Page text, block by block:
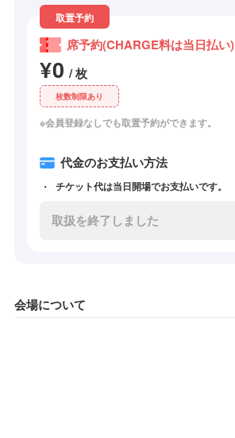
取置予約
席予約(CHARGE料は当日払い)
¥0 / 枚
枚数制限あり
※会員登録なしでも取置予約ができます。
代金のお支払い方法
チケット代は当日開場でお支払いです。
取扱を終了しました
会場について